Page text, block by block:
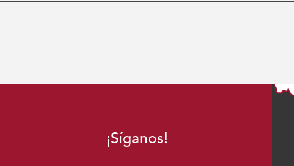
¡Síganos!